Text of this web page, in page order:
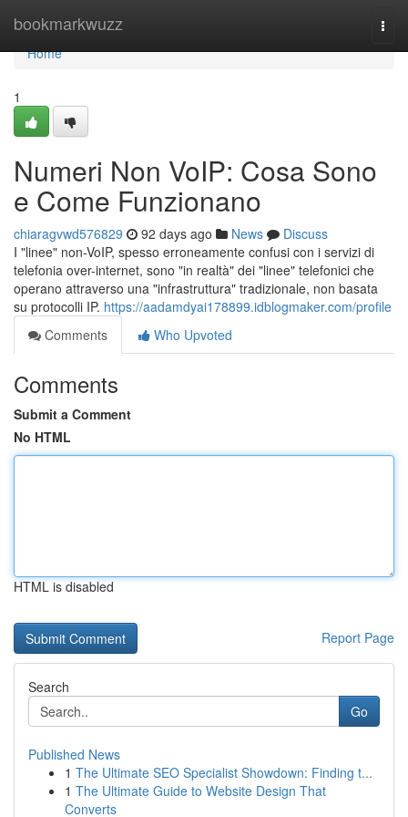
bookmarkwuzz
Home
Home
1
Numeri Non VoIP: Cosa Sono
e Come Funzionano
chiaragvwd576829 92 days ago News
Discuss
I "linee" non-VoIP, spesso erroneamente confusi con i servizi di
telefonia over-internet, sono "in realtà" dei "linee" telefonici che
operano attraverso una "infrastruttura" tradizionale, non basata
su protocolli IP. https://aadamdyai178899.idblogmaker.com/profile
Comments
Who Upvoted
Comments
Submit a Comment
No HTML
HTML is disabled
Report Page
Search
Go
Published News
1 The Ultimate SEO Specialist Showdown: Finding t...
1 The Ultimate Guide to Website Design That
Converts